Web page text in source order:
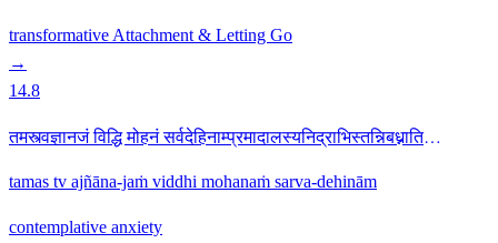
transformative Attachment & Letting Go
→
14.8
तमस्त्वज्ञानजं विद्धि मोहनं सर्वदेहिनाम्प्रमादालस्यनिद्राभिस्तन्निबध्नाति
tamas tv ajñāna-jaṁ viddhi mohanaṁ sarva-dehinām
contemplative anxiety